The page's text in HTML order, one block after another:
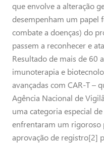
que envolve a alteração
desempenham um papel
combate a doenças) do
passem a reconhecer e
Resultado de mais de 60
imunoterapia e
avançadas com CAR-T –
Agência Nacional de
uma categoria especial
enfrentaram um rigoroso
aprovação de registro[2]